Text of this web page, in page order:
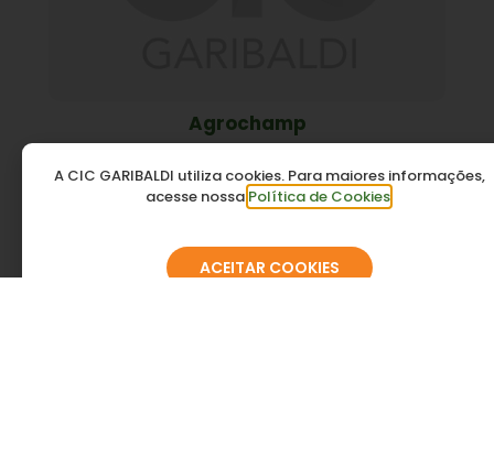
Agrochamp
A CIC GARIBALDI utiliza cookies. Para maiores informações,
acesse nossa Política de Cookies.
ACEITAR COOKIES